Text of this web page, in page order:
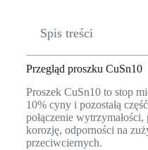
Spis treści
Przegląd proszku CuSn10
Proszek CuSn10 to stop
10% cyny i pozostałą
połączenie
korozję, odporności na
przeciwciernych.